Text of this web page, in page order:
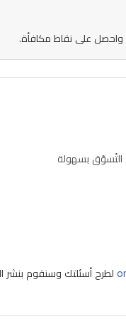
واحصل على نقاط مكافأة.
التّسوّق بسهولة
لطرح أسئلتك وسنقوم بنشر